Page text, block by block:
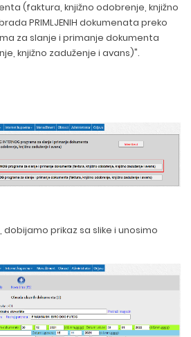
(faktura, knjižno odobrenje, knjižno
PRIMLJENIH dokumenata preko
za slanje i primanje dokumenta
knjižno zaduženje i avans)".
prikaz sa slike i unosimo